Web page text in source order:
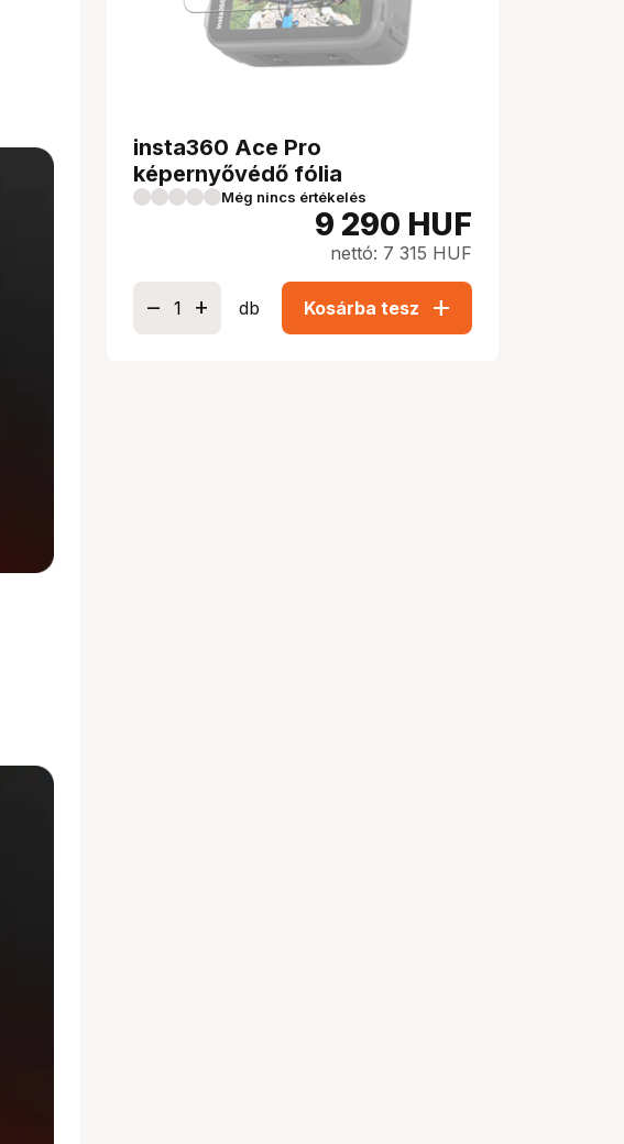
insta360 Ace Pro
képernyővédő fólia
Még nincs értékelés
9 290 HUF
nettó: 7 315 HUF
db Kosárba tesz add